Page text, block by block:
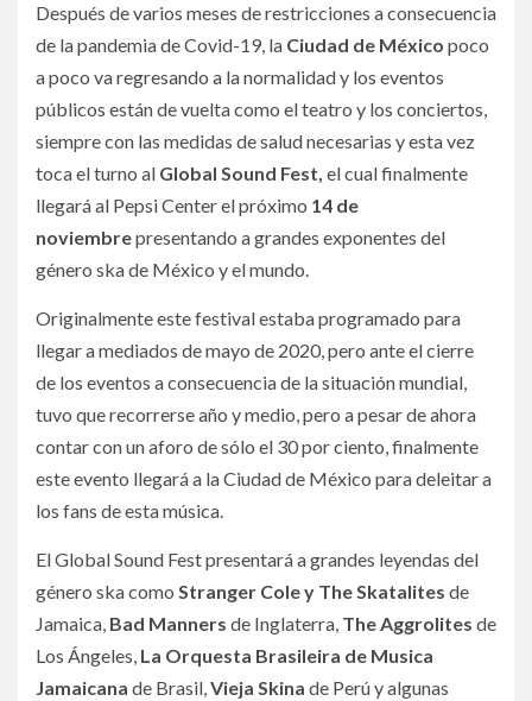
Después de varios meses de restricciones a consecuencia
de la pandemia de Covid-19, la Ciudad de México poco
a poco va regresando a la normalidad y los eventos
públicos están de vuelta como el teatro y los conciertos,
siempre con las medidas de salud necesarias y esta vez
toca el turno al Global Sound Fest, el cual finalmente
llegará al Pepsi Center el próximo 14 de
noviembrepresentando a grandes exponentes del
género ska de México y el mundo.
Originalmente este festival estaba programado para
llegar a mediados de mayo de 2020, pero ante el cierre
de los eventos a consecuencia de la situación mundial,
tuvo que recorrerse año y medio, pero a pesar de ahora
contar con un aforo de sólo el 30 por ciento, finalmente
este evento llegará a la Ciudad de México para deleitar a
los fans de esta música.
El Global Sound Fest presentará a grandes leyendas del
género ska como Stranger Cole y The Skatalites de
Jamaica, Bad Manners de Inglaterra, The Aggrolites de
Los Ángeles, La Orquesta Brasileira de Musica
Jamaicana de Brasil,Vieja Skina de Perú y algunas